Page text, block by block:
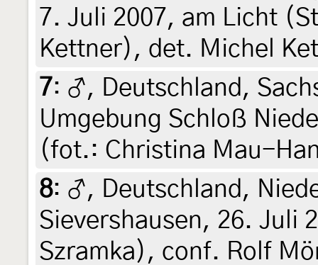
7. Juli 2007, am Licht
Kettner), det. Michel
7: ♂, Deutschland,
Umgebung Schloß
(fot.: Christina Mau-
8: ♂, Deutschland,
Sievershausen, 26. Juli
Szramka), conf. Rolf